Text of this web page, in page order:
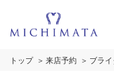
トップ 来店予約 ブラ